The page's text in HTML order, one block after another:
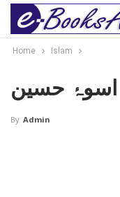
Home Islam
اسوۂ حسین
By Admin